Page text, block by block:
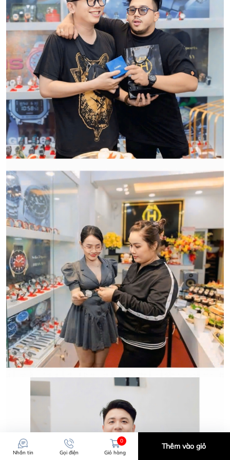
HWATCH Chuyên Nhập khẩu Và Phân Phối Các Loại
Đồng Hồ Chính Hãng
CẢM ƠN QUÝ KHÁCH ĐÃ TIN TƯỞNG VÀ ỦNG HỘ
HWATCH CHUYÊN NHẬP KHẨU và PHÂN PHỐI CÁC
LOẠI ĐỒNG HỒ CHÍNH HÃNG.
Qui trình xử lý thủ tục đổi trả
hàng:
CẢM ƠN QUÝ KHÁCH ĐÃ TIN TƯỞNG VÀ ỦNG HỘ
HWATCH CHUYÊN NHẬP KHẨU và PHÂN PHỐI CÁC
LOẠI ĐỒNG HỒ CHÍNH HÃNG.
Nhắn tin Gọi điện
0
Giỏ hàng
Thêm vào giỏ